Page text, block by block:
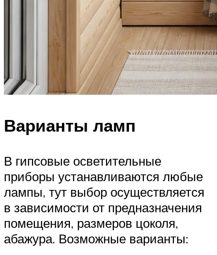
Варианты ламп
В гипсовые осветительные
приборы устанавливаются любые
лампы, тут выбор осуществляется
в зависимости от предназначения
помещения, размеров цоколя,
абажура. Возможные варианты: